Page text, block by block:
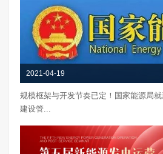
2021-04-19
规模框架与开发节奏已定！国家能源局
建设管...